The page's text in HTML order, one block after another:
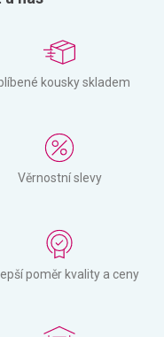
kousky skladem
Věrnostní slevy
poměr kvality a ceny